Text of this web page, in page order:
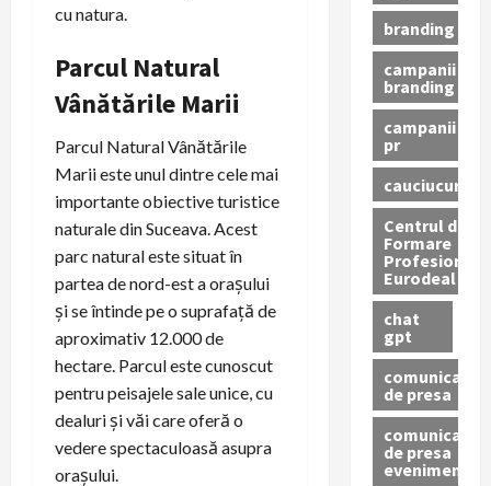
cu natura.
Parcul Natural
Vânătările Marii
Parcul Natural Vânătările
Marii este unul dintre cele mai
importante obiective turistice
naturale din Suceava. Acest
parc natural este situat în
partea de nord-est a orașului
și se întinde pe o suprafață de
aproximativ 12.000 de
hectare. Parcul este cunoscut
pentru peisajele sale unice, cu
dealuri și văi care oferă o
vedere spectaculoasă asupra
orașului.
branding
campanii
branding
campanii
pr
cauciucuri
Centrul de
Formare
Profesionala
Eurodeal
chat
gpt
comunicat
de presa
comunicat
de presa
eveniment